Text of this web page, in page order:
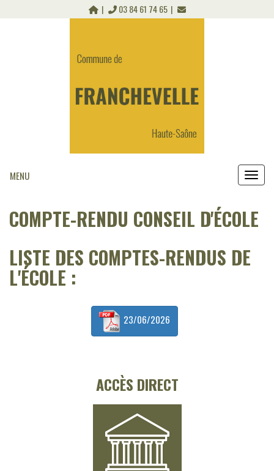
03 84 61 74 65
MENU
COMPTE-RENDU CONSEIL D'ÉCOLE
LISTE DES COMPTES-RENDUS DE
L'ÉCOLE :
23/06/2026
ACCÈS DIRECT
Panneau de gestion des cookies